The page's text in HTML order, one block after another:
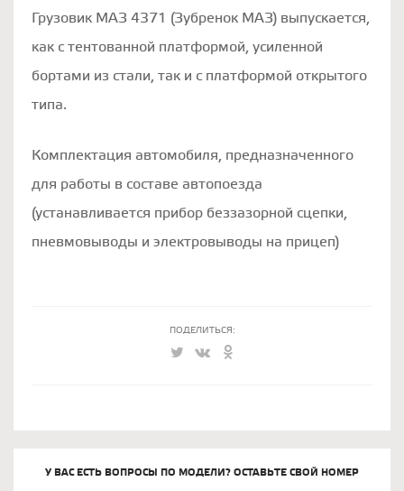
Грузовик МАЗ 4371 (Зубренок МАЗ) выпускается,
как с тентованной платформой, усиленной
бортами из стали, так и с платформой открытого
типа.
Комплектация автомобиля, предназначенного
для работы в составе автопоезда
(устанавливается прибор беззазорной сцепки,
пневмовыводы и электровыводы на прицеп)
ПОДЕЛИТЬСЯ:
У ВАС ЕСТЬ ВОПРОСЫ ПО МОДЕЛИ? ОСТАВЬТЕ СВОЙ НОМЕР